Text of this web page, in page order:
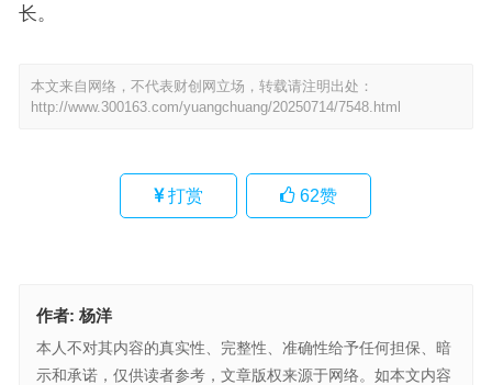
长。
本文来自网络，不代表财创网立场，转载请注明出处：
http://www.300163.com/yuangchuang/20250714/7548.html
打赏 62赞
作者: 杨洋
本人不对其内容的真实性、完整性、准确性给予任何担保、暗
示和承诺，仅供读者参考，文章版权来源于网络。如本文内容